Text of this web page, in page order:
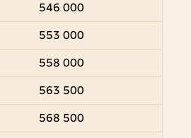
546 000
553 000
558 000
563 500
568 500